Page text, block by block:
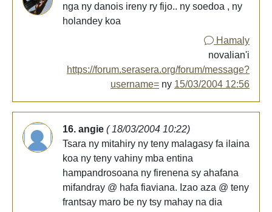
nga ny danois ireny ry fijo.. ny soedoa , ny
holandey koa
Hamaly
novalian'i
https://forum.serasera.org/forum/message?
username= ny 15/03/2004 12:56
16. angie ( 18/03/2004 10:22)
Tsara ny mitahiry ny teny malagasy fa ilaina
koa ny teny vahiny mba entina
hampandrosoana ny firenena sy ahafana
mifandray @ hafa fiaviana. Izao aza @ teny
frantsay maro be ny tsy mahay na dia